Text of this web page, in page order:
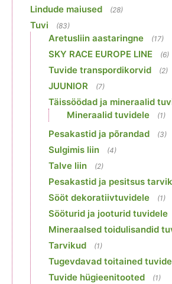
Lindude maiused (28)
Tuvi (83)
Aretusliin aastaringne (17)
SKY RACE EUROPE LINE (6)
Tuvide transpordikorvid (2)
JUUNIOR (7)
Täissöödad ja mineraalid
Mineraalid tuvidele (1)
Pesakastid ja põrandad (3)
Sulgimis liin (4)
Talve liin (2)
Pesakastid ja pesitsus
Sööt dekoratiivtuvidele (1)
Sööturid ja jooturid tuvidele
Mineraalsed toidulisandid
Tarvikud (1)
Tugevdavad toitained
Tuvide hügieenitooted (1)